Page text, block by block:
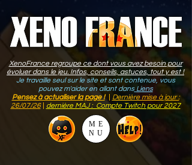
XenoFrance regroupe ce dont vous avez besoin pour
évoluer dans le jeu. Infos, conseils, astuces, tout y est !
Je travaille seul sur le site et sont contenue, vous
pouvez m'aider en allant dans Liens
Pensez à actualiser la page !|
Dernière mise à jour :
26/07/26| dernière MAJ : Compte Twitch pour 2027
ME
NU